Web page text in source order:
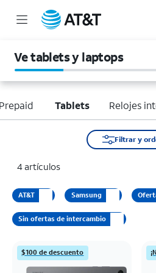
Ve tablets y laptops
Tablets Relojes
Filtrar y
4 artículos
AT&T Samsung
Sin ofertas de intercambio
$100 de descuento